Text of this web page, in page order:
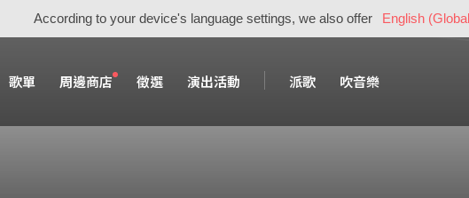
According to your device's language settings, we also offer English
歌單 周邊商店 徵選 演出活動 派歌 吹音樂